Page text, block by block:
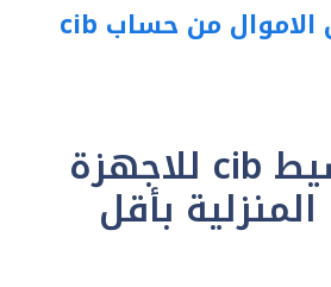
تحويل الاموال من حساب cib
أماكن تقسيط cib للاجهزة
بأقل